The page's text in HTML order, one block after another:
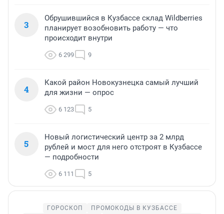
3
Обрушившийся в Кузбассе склад Wildberries
планирует возобновить работу — что
происходит внутри
6 299 9
4
Какой район Новокузнецка самый лучший
для жизни — опрос
6 123 5
5
Новый логистический центр за 2 млрд
рублей и мост для него отстроят в Кузбассе
— подробности
6 111 5
ГОРОСКОП
ПРОМОКОДЫ В КУЗБАССЕ